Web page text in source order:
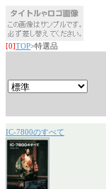
[0]TOP>特選品
IC-7800のすべて